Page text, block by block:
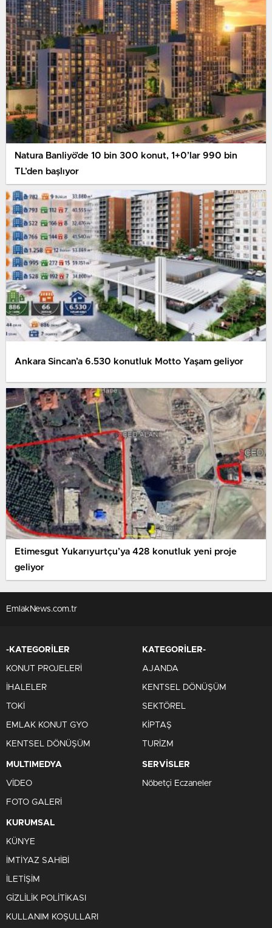
Natura Banliyö’de 10 bin 300 konut, 1+0’lar 990 bin
TL’den başlıyor
Ankara Sincan’a 6.530 konutluk Motto Yaşam geliyor
Etimesgut Yukarıyurtçu’ya 428 konutluk yeni proje
geliyor
EmlakNews.com.tr
-KATEGORİLER
KONUT PROJELERİ
İHALELER
TOKİ
EMLAK KONUT GYO
KENTSEL DÖNÜŞÜM
KATEGORİLER-
AJANDA
KENTSEL DÖNÜŞÜM
SEKTÖREL
KİPTAŞ
TURİZM
MULTIMEDYA
VİDEO
FOTO GALERİ
SERVİSLER
Nöbetçi Eczaneler
KURUMSAL
KÜNYE
İMTİYAZ SAHİBİ
İLETİŞİM
GİZLİLİK POLİTİKASI
KULLANIM KOŞULLARI